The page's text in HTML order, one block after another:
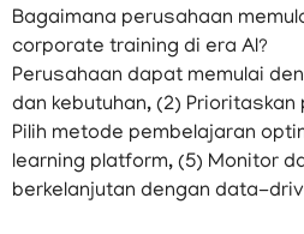
Bagaimana perusahaan
corporate training di era AI?
Perusahaan dapat memulai
dan kebutuhan, (2)
Pilih metode pembelajaran
learning platform, (5) Monitor
berkelanjutan dengan data-